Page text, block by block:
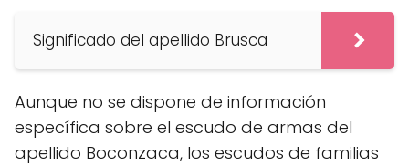
Significado del apellido Brusca
Aunque no se dispone de información
específica sobre el escudo de armas del
apellido Boconzaca, los escudos de familias